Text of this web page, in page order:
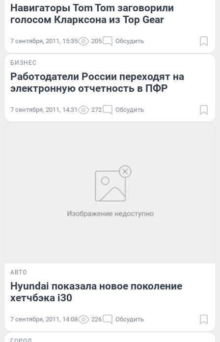
Навигаторы Tom Tom заговорили
голосом Кларксона из Top Gear
7 сентября, 2011, 15:35 205 Обсудить
БИЗНЕС
Работодатели России переходят на
электронную отчетность в ПФР
7 сентября, 2011, 14:31 272 Обсудить
АВТО
Hyundai показала новое поколение
хетчбэка i30
7 сентября, 2011, 14:08 226 Обсудить